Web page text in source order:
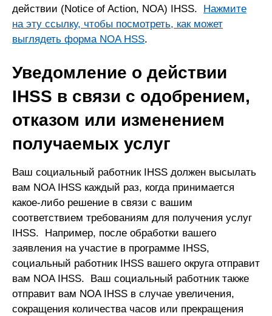
действии (Notice of Action, NOA) IHSS. Нажмите
на эту ссылку, чтобы посмотреть, как может
выглядеть форма NOA HSS.
Уведомление о действии
IHSS в связи с одобрением,
отказом или изменением
получаемых услуг
Ваш социальный работник IHSS должен высылать
вам NOA IHSS каждый раз, когда принимается
какое-либо решение в связи с вашим
соответствием требованиям для получения услуг
IHSS. Например, после обработки вашего
заявления на участие в программе IHSS,
социальный работник IHSS вашего округа отправит
вам NOA IHSS. Ваш социальный работник также
отправит вам NOA IHSS в случае увеличения,
сокращения количества часов или прекращения